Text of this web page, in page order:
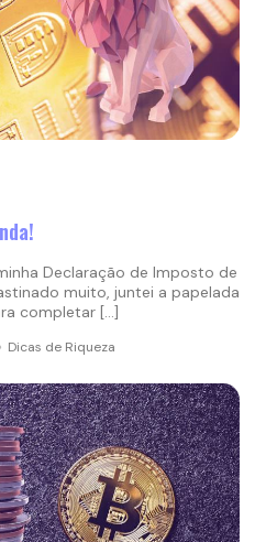
Declaração de Imposto de
muito, juntei a papelada
completar […]
Dicas de Riqueza